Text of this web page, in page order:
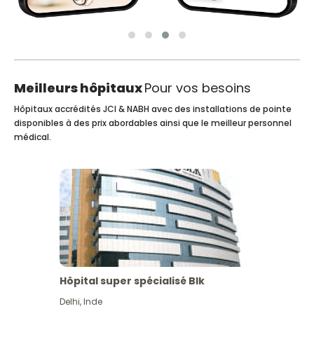
Meilleurs hôpitauxPour vos besoins
Hôpitaux accrédités JCI & NABH avec des installations de pointe
disponibles à des prix abordables ainsi que le meilleur personnel
médical.
Hôpital super spécialisé Blk
Delhi,Inde